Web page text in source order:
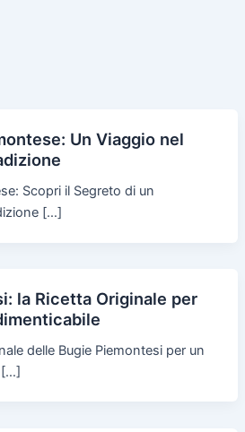
Un Viaggio nel
Scopri il Segreto di un
[…]
la Ricetta Originale per
delle Bugie Piemontesi per un
[…]